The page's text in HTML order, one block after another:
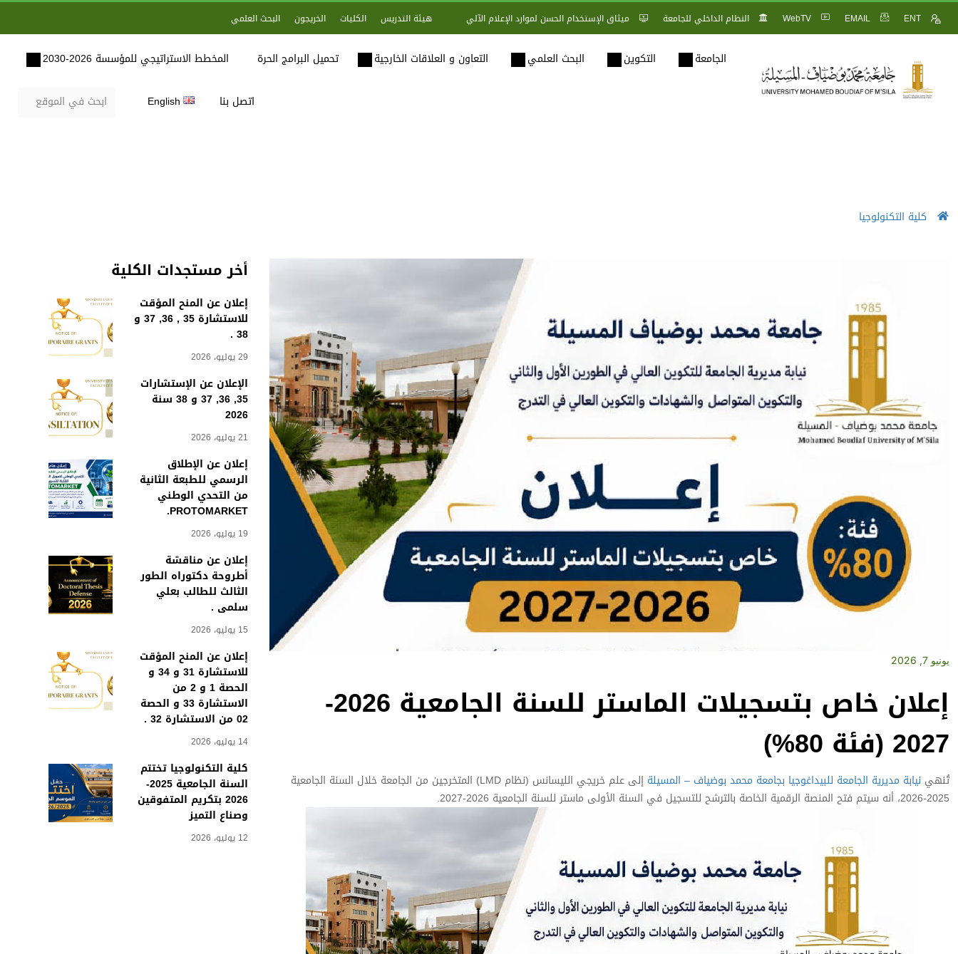
ENT
EMAIL
WebTV النظام الداخلي للجامعة ميثاق الإستخدام الحسن لموارد الإعلام الآلي هيئة التدريس الكليات الخريجون البحث العلمي
الجامعة التكوين البحث العلمي التعاون و العلاقات الخارجية تحميل البرامج الحرة المخطط الاستراتيجي للمؤسسة 2026-2030
اتصل بنا English
كلية التكنولوجيا
أخر مستجدات الكلية
إعلان عن المنح المؤقت
للاستشارة 35 , 36, 37 و
38 .
29 يوليو، 2026
الإعلان عن الإستشارات
35, 36, 37 و 38 سنة
2026
21 يوليو، 2026
إعلان عن الإطلاق
الرسمي للطبعة الثانية
من التحدي الوطني
PROTOMARKET.
19 يوليو، 2026
إعلان عن مناقشة
أطروحة دكتوراه الطور
الثالث للطالب بعلي
سلمى .
15 يوليو، 2026
إعلان عن المنح المؤقت
للاستشارة 31 و 34 و
الحصة 1 و 2 من
الاستشارة 33 و الحصة
02 من الاستشارة 32 .
14 يوليو، 2026
كلية التكنولوجيا تختتم
السنة الجامعية 2025-
2026 بتكريم المتفوقين
وصناع التميز
12 يوليو، 2026
يونيو 7, 2026
إعلان خاص بتسجيلات الماستر للسنة الجامعية 2026-
2027 (فئة 80%)
تُنهي نيابة مديرية الجامعة للبيداغوجيا بجامعة محمد بوضياف – المسيلة
إلى علم خريجي الليسانس (نظام LMD) المتخرجين من الجامعة خلال السنة الجامعية
2025-2026، أنه سيتم فتح المنصة الرقمية الخاصة بالترشح للتسجيل في السنة الأولى ماستر للسنة الجامعية 2026-2027.